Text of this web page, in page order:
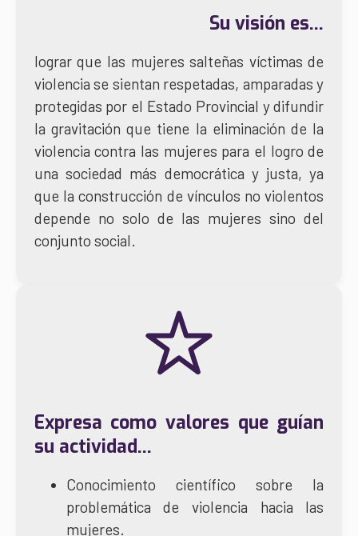
Suvisión es...
lograr que las mujeres salteñas víctimas de
violencia se sientan respetadas, amparadas y
protegidas por el Estado Provincial y difundir
la gravitación que tiene la eliminación de la
violencia contra las mujeres para el logro de
una sociedad más democrática y justa, ya
que la construcción de vínculos no violentos
depende no solo de las mujeres sino del
conjunto social.
Expresa comovalores que guían
su actividad...
Conocimiento científico sobre la
problemática de violencia hacia las
mujeres.